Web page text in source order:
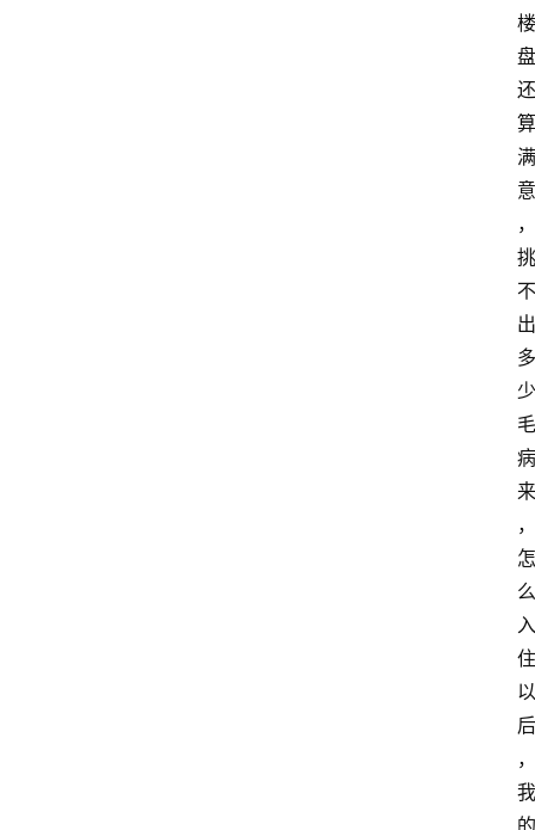
楼
盘
还
算
满
意
，
挑
不
出
多
少
毛
病
来
，
怎
么
入
住
以
后
，
我
的